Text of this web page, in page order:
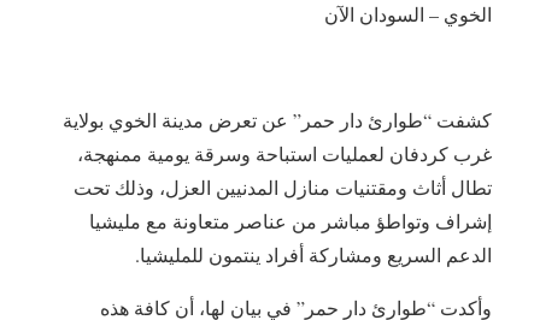
الخوي – السودان الآن
كشفت “طوارئ دار حمر” عن تعرض مدينة الخوي بولاية
غرب كردفان لعمليات استباحة وسرقة يومية ممنهجة،
تطال أثاث ومقتنيات منازل المدنيين العزل، وذلك تحت
إشراف وتواطؤ مباشر من عناصر متعاونة مع مليشيا
الدعم السريع ومشاركة أفراد ينتمون للمليشيا.
​وأكدت “طوارئ دار حمر” في بيان لها، أن كافة هذه